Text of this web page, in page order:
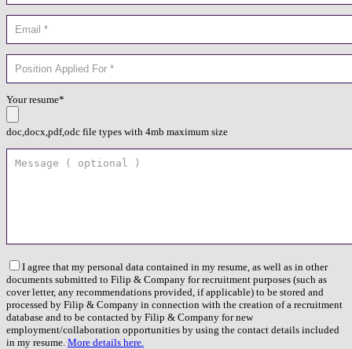
Your resume*
doc,docx,pdf,odc file types with 4mb maximum size
I agree that my personal data contained in my resume, as well as in other
documents submitted to Filip & Company for recruitment purposes (such as
cover letter, any recommendations provided, if applicable) to be stored and
processed by Filip & Company in connection with the creation of a recruitment
database and to be contacted by Filip & Company for new
employment/collaboration opportunities by using the contact details included
in my resume. More details here.